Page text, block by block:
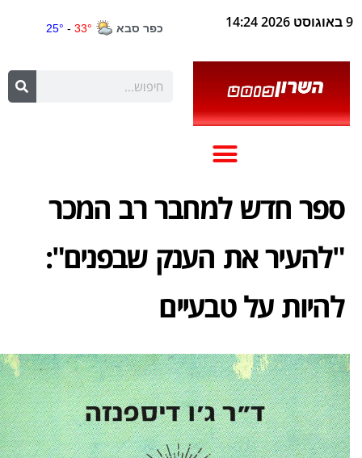
9 באוגוסט 2026 14:24
ספר חדש למחבר רב המכר
"להעיר את הענק שבפנים":
להיות על טבעיים